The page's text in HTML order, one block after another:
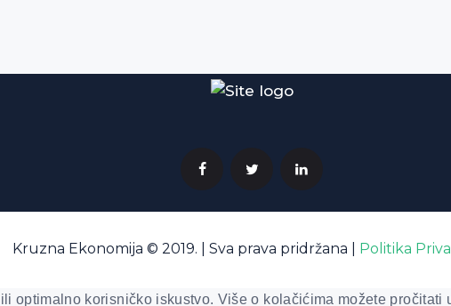
optimalno korisničko iskustvo. Više o kolačićima možete pročitati
Kruzna Ekonomija © 2019. | Sva prava pridržana | Politika
Made by Pisalica